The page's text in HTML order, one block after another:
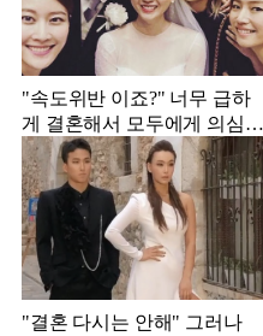
"속도위반 이죠?" 너무 급하
게 결혼해서 모두에게 의심
받았던 스타
"결혼 다시는 안해" 그러나